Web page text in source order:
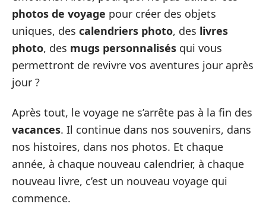
photos de voyage pour créer des objets
uniques, des calendriers photo, des livres
photo, des mugs personnalisés qui vous
permettront de revivre vos aventures jour après
jour ?
Après tout, le voyage ne s’arrête pas à la fin des
vacances. Il continue dans nos souvenirs, dans
nos histoires, dans nos photos. Et chaque
année, à chaque nouveau calendrier, à chaque
nouveau livre, c’est un nouveau voyage qui
commence.